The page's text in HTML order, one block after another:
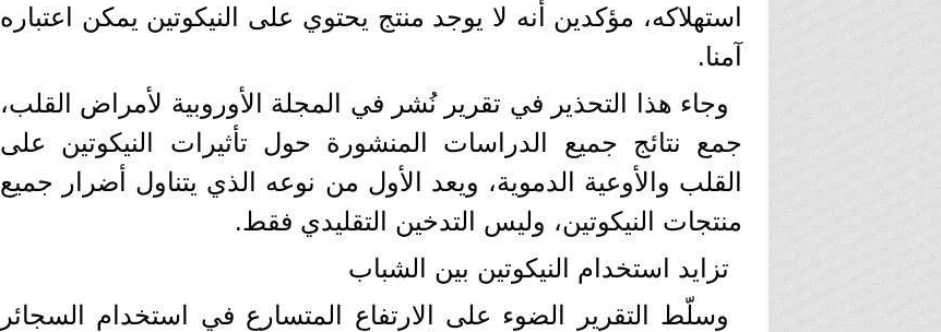
استهلاكه، مؤكدين أنه لا يوجد منتج يحتوي على النيكوتين يمكن اعتباره
آمنا.
وجاء هذا التحذير في تقرير نُشر في المجلة الأوروبية لأمراض القلب،
جمع نتائج جميع الدراسات المنشورة حول تأثيرات النيكوتين على
القلب والأوعية الدموية، ويعد الأول من نوعه الذي يتناول أضرار جميع
منتجات النيكوتين، وليس التدخين التقليدي فقط.
تزايد استخدام النيكوتين بين الشباب
وسلّط التقرير الضوء على الارتفاع المتسارع في استخدام السجائر